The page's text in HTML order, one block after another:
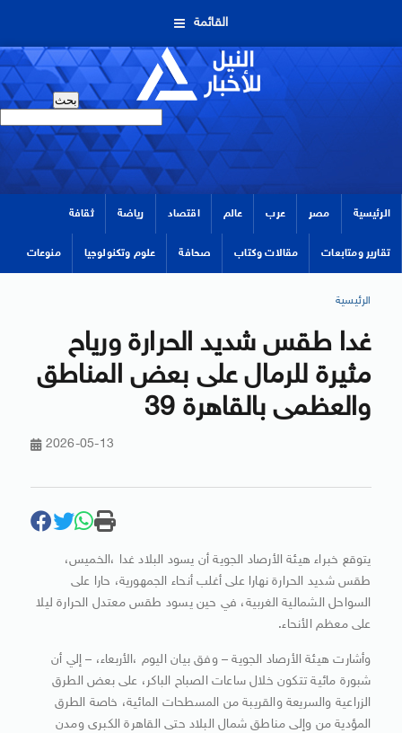
القائمة
الرئيسية مصر عرب عالم اقتصاد رياضة ثقافة
تقارير ومتابعات مقالات وكتاب صحافة علوم وتكنولوجيا منوعات
الرئيسية
غدا طقس شديد الحرارة ورياح
مثيرة للرمال على بعض المناطق
والعظمى بالقاهرة 39
2026-05-13
يتوقع خبراء هيئة الأرصاد الجوية أن يسود البلاد غدا ،الخميس،
طقس شديد الحرارة نهارا على أغلب أنحاء الجمهورية، حارا على
السواحل الشمالية الغربية، في حين يسود طقس معتدل الحرارة ليلا
على معظم الأنحاء.
وأشارت هيئة الأرصاد الجوية – وفق بيان اليوم ،الأربعاء، – إلي أن
شبورة مائية تتكون خلال ساعات الصباح الباكر، على بعض الطرق
الزراعية والسريعة والقريبة من المسطحات المائية، خاصة الطرق
المؤدية من وإلى مناطق شمال البلاد حتى القاهرة الكبرى ومدن